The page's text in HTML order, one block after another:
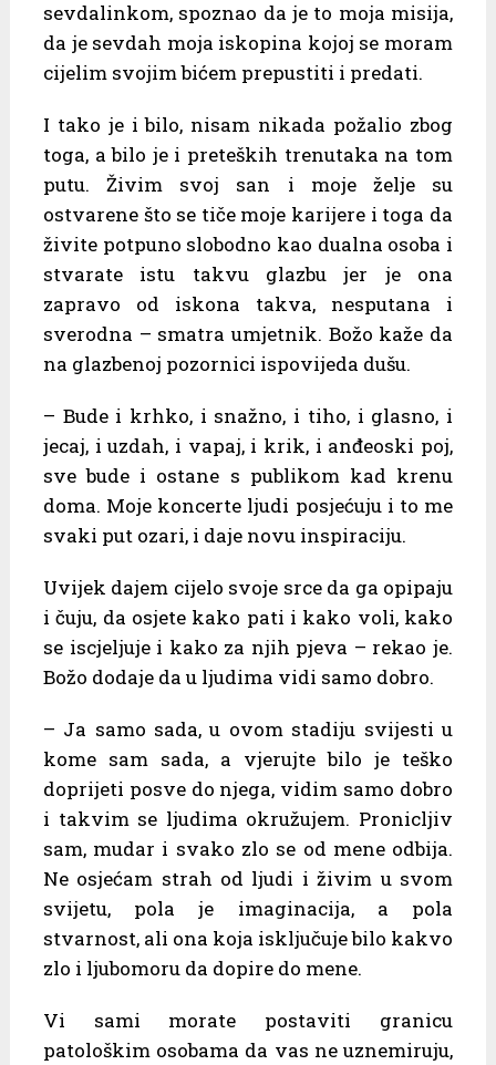
sevdalinkom, spoznao da je to moja misija,
da je sevdah moja iskopina kojoj se moram
cijelim svojim bićem prepustiti i predati.
I tako je i bilo, nisam nikada požalio zbog
toga, a bilo je i preteških trenutaka na tom
putu. Živim svoj san i moje želje su
ostvarene što se tiče moje karijere i toga da
živite potpuno slobodno kao dualna osoba i
stvarate istu takvu glazbu jer je ona
zapravo od iskona takva, nesputana i
sverodna – smatra umjetnik. Božo kaže da
na glazbenoj pozornici ispovijeda dušu.
– Bude i krhko, i snažno, i tiho, i glasno, i
jecaj, i uzdah, i vapaj, i krik, i anđeoski poj,
sve bude i ostane s publikom kad krenu
doma. Moje koncerte ljudi posjećuju i to me
svaki put ozari, i daje novu inspiraciju.
Uvijek dajem cijelo svoje srce da ga opipaju
i čuju, da osjete kako pati i kako voli, kako
se iscjeljuje i kako za njih pjeva – rekao je.
Božo dodaje da u ljudima vidi samo dobro.
– Ja samo sada, u ovom stadiju svijesti u
kome sam sada, a vjerujte bilo je teško
doprijeti posve do njega, vidim samo dobro
i takvim se ljudima okružujem. Pronicljiv
sam, mudar i svako zlo se od mene odbija.
Ne osjećam strah od ljudi i živim u svom
svijetu, pola je imaginacija, a pola
stvarnost, ali ona koja isključuje bilo kakvo
zlo i ljubomoru da dopire do mene.
Vi sami morate postaviti granicu
patološkim osobama da vas ne uznemiruju,